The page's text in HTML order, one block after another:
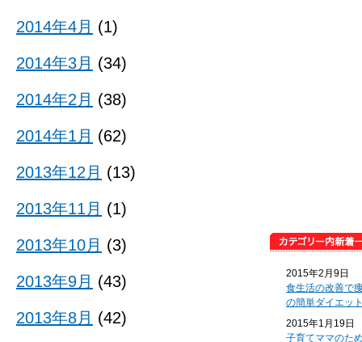
2015年2月9日
食生活の改善で
の簡単ダイエッ
2015年1月19日
子育てママのた
2014年4月 (1)
2014年3月 (34)
2014年2月 (38)
2014年1月 (62)
2013年12月 (13)
2013年11月 (1)
2013年10月 (3)
2013年9月 (43)
2013年8月 (42)